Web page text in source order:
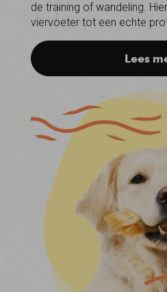
de training of wandeling.
viervoeter tot een echte
Lees